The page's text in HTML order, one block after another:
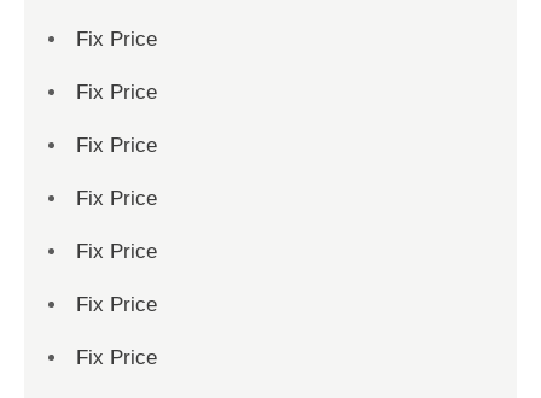
Fix Price
Fix Price
Fix Price
Fix Price
Fix Price
Fix Price
Fix Price